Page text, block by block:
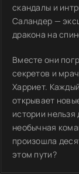
скандалы и
Саландер —
дракона на
Вместе они
секретов и
Харриет.
открывает
истории
необычная
произошла
этом пути?